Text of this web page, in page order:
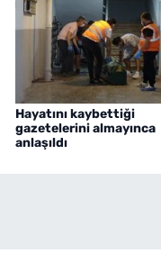
Hayatını kaybettiği
gazetelerini almayınca
anlaşıldı